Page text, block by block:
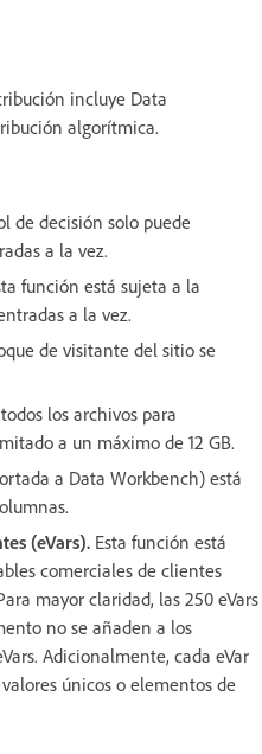
incluye Data
algorítmica.
de decisión solo puede
a la vez.
función está sujeta a la
a la vez.
de visitante del sitio se
los archivos para
a un máximo de 12 GB.
a Data Workbench) está
(eVars). Esta función está
comerciales de clientes
mayor claridad, las 250 eVars
no se añaden a los
Adicionalmente, cada eVar
únicos o elementos de